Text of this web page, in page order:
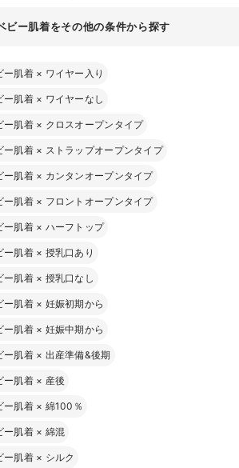
ビー肌着をその他の条件から探す
ー肌着 × ワイヤー入り
ー肌着 × ワイヤーなし
ー肌着 × クロスオープンタイプ
ー肌着 × ストラップオープンタイプ
ー肌着 × カンタンオープンタイプ
ー肌着 × フロントオープンタイプ
ー肌着 × ハーフトップ
ー肌着 × 授乳口あり
ー肌着 × 授乳口なし
ー肌着 × 妊娠初期から
ー肌着 × 妊娠中期から
ー肌着 × 出産準備&後期
ー肌着 × 産後
ー肌着 × 綿100％
ー肌着 × 綿混
ー肌着 × シルク